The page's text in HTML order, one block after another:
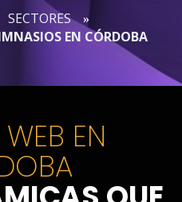
SECTORES »
EN CÓRDOBA
EN